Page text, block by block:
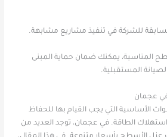
المناسبة، يمكنك ضمان حماية المبنى
المستقبلية.
عجمان
الأساسية التي يجب القيام بها للحفاظ
الطاقة. في عجمان، توجد العديد من